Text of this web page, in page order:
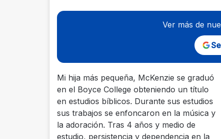
Ver más de
Mi hija más pequeña, McKenzie se graduó
en el Boyce College obteniendo un título
en estudios bíblicos. Durante sus estudios
sus trabajos se enfoncaron en la música y
la adoración. Tras 4 años y medio de
estudio, persistencia y dependencia en la